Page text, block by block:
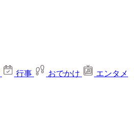
行事 おでかけ
エンタメ